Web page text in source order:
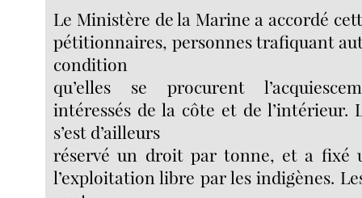
Le Ministère de la Marine a accordé
pétitionnaires, personnes trafiquant
condition
qu’elles se procurent
intéressés de la côte et de l’intérieur.
s’est d’ailleurs
réservé un droit par tonne, et a fixé
l’exploitation libre par les indigènes.